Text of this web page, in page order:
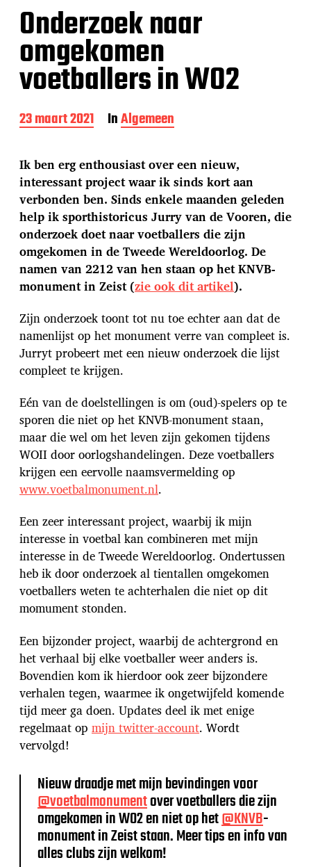
Onderzoek naar
omgekomen
voetballers in WO2
B
e
i
c
h
t
d
a
t
u
m
23 maart 2021 InAlgemeen
Ik ben erg enthousiast over een nieuw,
interessant project waar ik sinds kort aan
verbonden ben. Sinds enkele maanden geleden
help ik sporthistoricus Jurry van de Vooren, die
onderzoek doet naar voetballers die zijn
omgekomen in de Tweede Wereldoorlog. De
namen van 2212 van hen staan op het KNVB-
monument in Zeist (zie ook dit artikel).
Zijn onderzoek toont tot nu toe echter aan dat de
namenlijst op het monument verre van compleet is.
Jurryt probeert met een nieuw onderzoek die lijst
compleet te krijgen.
Eén van de doelstellingen is om (oud)-spelers op te
sporen die niet op het KNVB-monument staan,
maar die wel om het leven zijn gekomen tijdens
WOII door oorlogshandelingen. Deze voetballers
krijgen een eervolle naamsvermelding op
www.voetbalmonument.nl.
Een zeer interessant project, waarbij ik mijn
interesse in voetbal kan combineren met mijn
interesse in de Tweede Wereldoorlog. Ondertussen
heb ik door onderzoek al tientallen omgekomen
voetballers weten te achterhalen die niet op dit
momument stonden.
Een bijzonder project, waarbij de achtergrond en
het verhaal bij elke voetballer weer anders is.
Bovendien kom ik hierdoor ook zeer bijzondere
verhalen tegen, waarmee ik ongetwijfeld komende
tijd meer ga doen. Updates deel ik met enige
regelmaat op mijn twitter-account. Wordt
vervolgd!
Nieuw draadje met mijn bevindingen voor
@voetbalmonumentover voetballers die zijn
omgekomen in WO2 en niet op het@KNVB-
monument in Zeist staan. Meer tips en info van
alles clubs zijn welkom!